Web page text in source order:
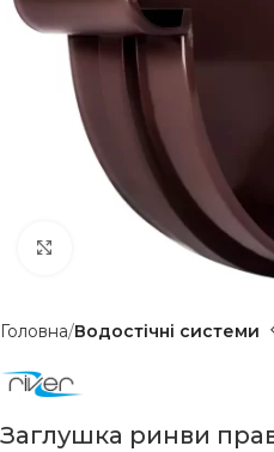
Клацніть, щоб
Головна Водостічні системи
Заглушка ринви